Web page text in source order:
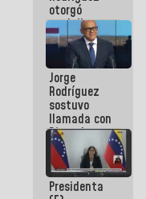
otorgó
medalla
"Héroe de
Venezuela"
a servidores
públicos
Jorge
Rodríguez
sostuvo
llamada con
Dinorah
Figuera y
acuerdan
primer
encuentro
Presidenta